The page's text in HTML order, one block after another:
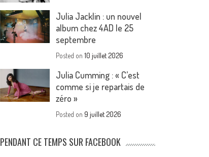
Julia Jacklin : un nouvel
album chez 4AD le 25
septembre
Posted on10 juillet 2026
Julia Cumming : « C’est
comme si je repartais de
zéro »
Posted on9 juillet 2026
PENDANT CE TEMPS SUR FACEBOOK